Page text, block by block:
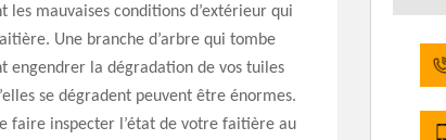
les mauvaises conditions d’extérieur qui
Une branche d’arbre qui tombe
engendrer la dégradation de vos tuiles
se dégradent peuvent être énormes.
faire inspecter l’état de votre faitière au